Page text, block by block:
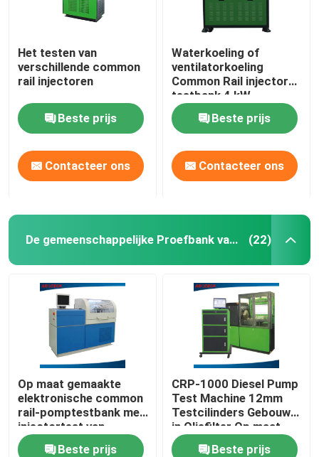
Het testen van
verschillende common
rail injectoren
Beste prijs
Contacteer ons
Waterkoeling of
ventilatorkoeling
Common Rail injector
testbank 4 kW
Beste prijs
Contacteer ons
De gemeenschappelijke Proefbank van de Spoorpomp (22)
Op maat gemaakte
elektronische common
rail-pomptestbank met
injectortest van
BOSCH/DENSO/SIEMENS/DELPHI
Beste prijs
CRP-1000 Diesel Pump
Test Machine 12mm
Testcilinders Gebouwd
in Oliefilter Op maat
Beste prijs